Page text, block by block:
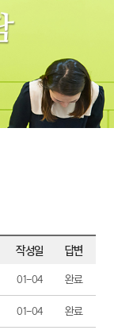
작성일 답변
01-04 완료
01-04 완료